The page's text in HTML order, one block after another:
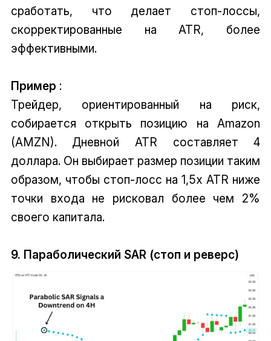
сработать, что делает стоп-лоссы,
скорректированные на ATR, более
эффективными.
Пример :
Трейдер, ориентированный на риск,
собирается открыть позицию на Amazon
(AMZN). Дневной ATR составляет 4
доллара. Он выбирает размер позиции таким
образом, чтобы стоп-лосс на 1,5x ATR ниже
точки входа не рисковал более чем 2%
своего капитала.
9. Параболический SAR (стоп и реверс)